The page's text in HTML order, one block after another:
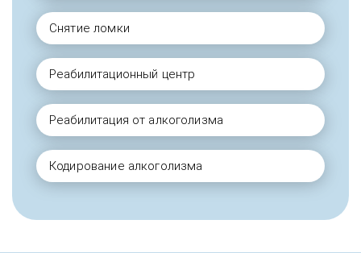
Снятие ломки
Реабилитационный центр
Реабилитация от алкоголизма
Кодирование алкоголизма